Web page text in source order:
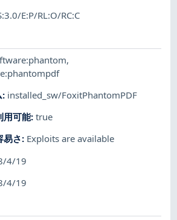
E:P/RL:O/RC:C
,
: installed_sw/FoxitPhantomPDF
用可能:true
易さ: Exploits are available
4/19
4/19